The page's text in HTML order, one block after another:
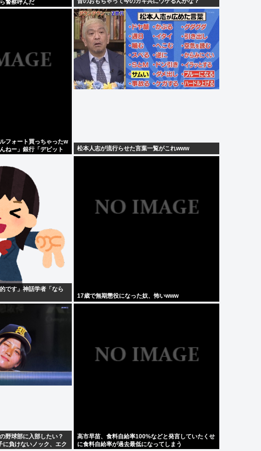
警察呼んだ
フォート買っちゃったw
ねー」銀行「デビット
松本人志が流行らせた言葉一覧がこれwww
です」神話学者「なら
17歳で無期懲役になった奴、怖いwww
野球部に入部したい？
に負けないノック、エク
高市早苗、食料自給率100%などと発言していたくせ
に食料自給率が過去最低になってしまう